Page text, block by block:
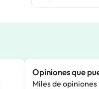
Opiniones que
Miles de